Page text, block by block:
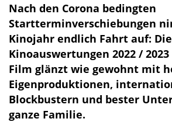
Nach den Corona bedingten
Startterminverschiebungen
Kinojahr endlich Fahrt auf: Die
Kinoauswertungen 2022 /
Film glänzt wie gewohnt mit
Eigenproduktionen,
Blockbustern und bester
ganze Familie.